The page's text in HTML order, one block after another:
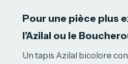
Pour une pièce plus
l’Azilal ou le
Un tapis Azilal bicolore